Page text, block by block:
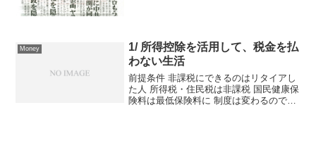
Money
1/ 所得控除を活用して、税金を払
わない生活
前提条件 非課税にできるのはリタイアし
た人 所得税・住民税は非課税 国民健康保
険料は最低保険料に 制度は変わるので、